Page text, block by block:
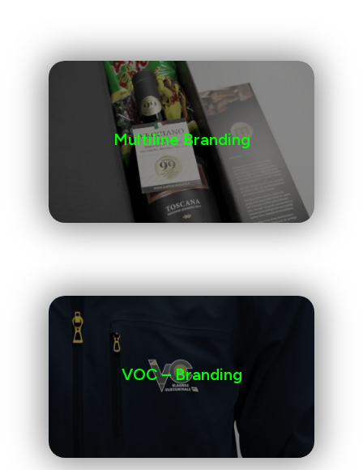
Multiline Branding
VOC – Branding